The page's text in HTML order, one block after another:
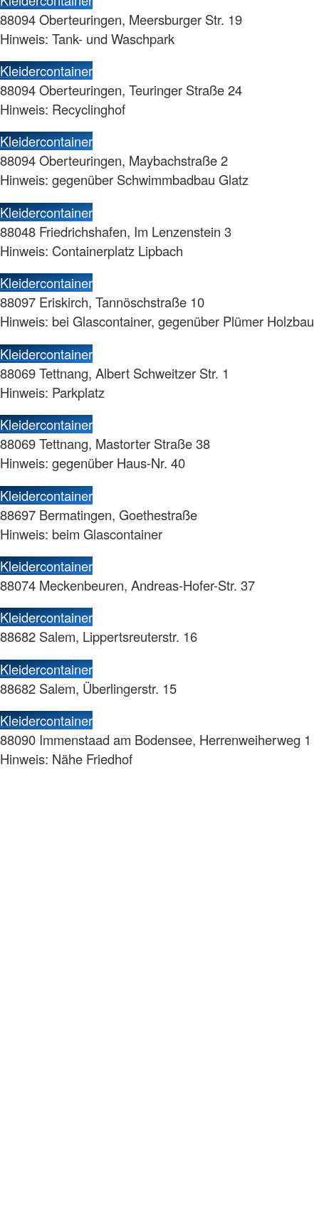
88094 Oberteuringen, Meersburger Str. 19
Hinweis: Tank- und Waschpark
Kleidercontainer
88094 Oberteuringen, Teuringer Straße 24
Hinweis: Recyclinghof
Kleidercontainer
88094 Oberteuringen, Maybachstraße 2
Hinweis: gegenüber Schwimmbadbau Glatz
Kleidercontainer
88048 Friedrichshafen, Im Lenzenstein 3
Hinweis: Containerplatz Lipbach
Kleidercontainer
88097 Eriskirch, Tannöschstraße 10
Hinweis: bei Glascontainer, gegenüber Plümer Holzbau
Kleidercontainer
88069 Tettnang, Albert Schweitzer Str. 1
Hinweis: Parkplatz
Kleidercontainer
88069 Tettnang, Mastorter Straße 38
Hinweis: gegenüber Haus-Nr. 40
Kleidercontainer
88697 Bermatingen, Goethestraße
Hinweis: beim Glascontainer
Kleidercontainer
88074 Meckenbeuren, Andreas-Hofer-Str. 37
Kleidercontainer
88682 Salem, Lippertsreuterstr. 16
Kleidercontainer
88682 Salem, Überlingerstr. 15
Kleidercontainer
88090 Immenstaad am Bodensee, Herrenweiherweg 1
Hinweis: Nähe Friedhof